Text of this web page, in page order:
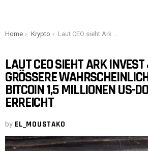
You are here:
Home Krypto Laut CEO sieht Ark Invest jetzt eine größere Wahrscheinlichkeit, dass Bitcoin 1,5 Millionen US-Dollar erreicht
LAUT CEO SIEHT ARK
GRÖSSERE
ITCOIN 1,5 MILLIONEN US-
RREICHT
by EL_MOUSTAKO